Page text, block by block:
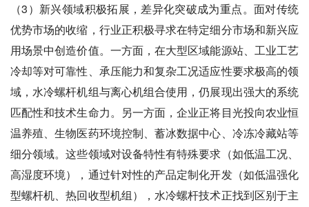
（3）新兴领域积极拓展，差异化突破成为重点。面对传统
优势市场的收缩，行业正积极寻求在特定细分市场和新兴应
用场景中创造价值。一方面，在大型区域能源站、工业工艺
冷却等对可靠性、承压能力和复杂工况适应性要求极高的领
域，水冷螺杆机组与离心机组合使用，仍展现出强大的系统
匹配性和技术生命力。另一方面，企业正将目光投向农业恒
温养殖、生物医药环境控制、蓄冰数据中心、冷冻冷藏站等
细分领域。这些领域对设备特性有特殊要求（如低温工况、
高湿度环境），通过针对性的产品定制化开发（如低温强化
型螺杆机、热回收型机组），水冷螺杆技术正找到区别于主